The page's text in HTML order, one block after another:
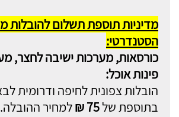
מדיניות תוספת תשלום להובלות
הסטנדרטי:
כורסאות, מערכות ישיבה לחצר,
פינות אוכל:
הובלות צפונית לחיפה ודרומית
בתוספת של75 ₪
למחיר ההובלה.